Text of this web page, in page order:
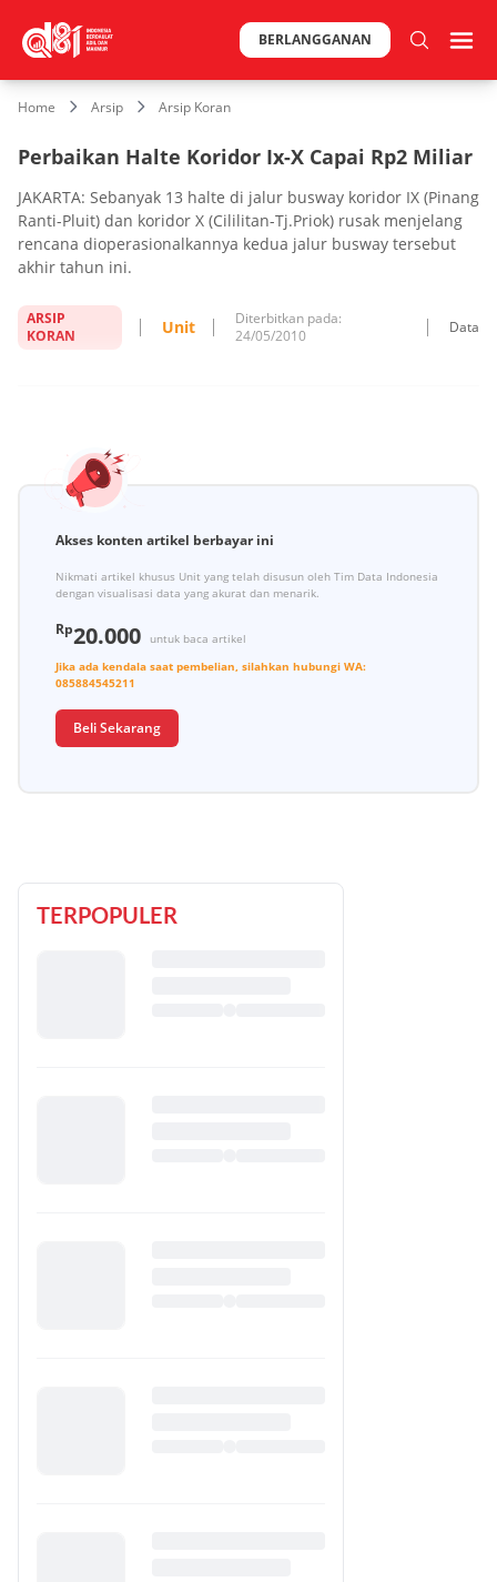
BERLANGGANAN
Home Arsip Arsip Koran
Perbaikan Halte Koridor Ix-X Capai Rp2 Miliar
JAKARTA: Sebanyak 13 halte di jalur busway koridor IX (Pinang
Ranti-Pluit) dan koridor X (Cililitan-Tj.Priok) rusak menjelang
rencana dioperasionalkannya kedua jalur busway tersebut
akhir tahun ini.
ARSIP
KORAN
Unit
Diterbitkan pada:
24/05/2010
Data
Akses konten artikel berbayar ini
Nikmati artikel khusus Unit yang telah disusun oleh Tim Data Indonesia
dengan visualisasi data yang akurat dan menarik.
Rp20.000
untuk baca artikel
Jika ada kendala saat pembelian, silahkan hubungi WA:
085884545211
Beli Sekarang
TERPOPULER